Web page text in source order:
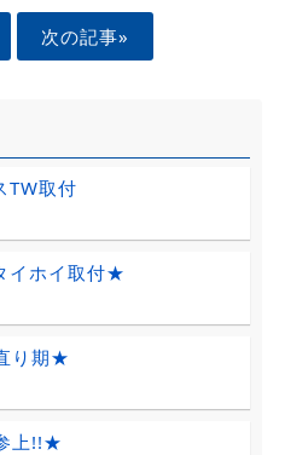
次の記事»
TW取付
イホイ取付★
り期★
上!!★